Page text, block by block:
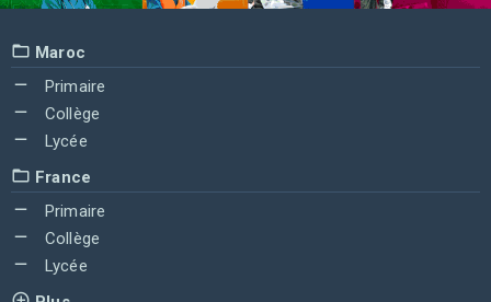
Maroc
Primaire
Collège
Lycée
France
Primaire
Collège
Lycée